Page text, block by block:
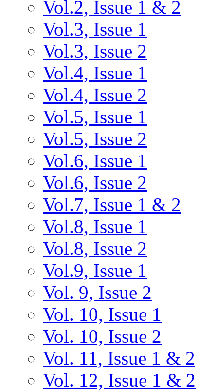
Vol.2, Issue 1 & 2
Vol.3, Issue 1
Vol.3, Issue 2
Vol.4, Issue 1
Vol.4, Issue 2
Vol.5, Issue 1
Vol.5, Issue 2
Vol.6, Issue 1
Vol.6, Issue 2
Vol.7, Issue 1 & 2
Vol.8, Issue 1
Vol.8, Issue 2
Vol.9, Issue 1
Vol. 9, Issue 2
Vol. 10, Issue 1
Vol. 10, Issue 2
Vol. 11, Issue 1 & 2
Vol. 12, Issue 1 & 2